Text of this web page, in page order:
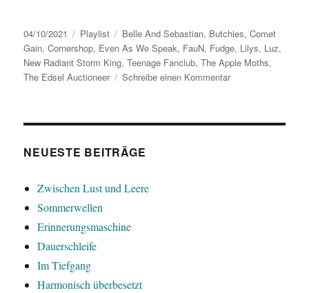
Veröffentlicht
am
04/10/2021 Kategorien
Playlist Schlagwörter
Belle And Sebastian, Butchies,Comet
Gain,Cornershop, Even As We Speak, FauN, Fudge, Lilys, Luz,
New Radiant Storm King,Teenage Fanclub,The Apple Moths,
The Edsel Auctioneer
Schreibe einen Kommentarzu
NEUESTE BEITRÄGE
Zwischen Lust und Leere
Sommerwellen
Erinnerungsmaschine
Dauerschleife
Im Tiefgang
Harmonisch überbesetzt